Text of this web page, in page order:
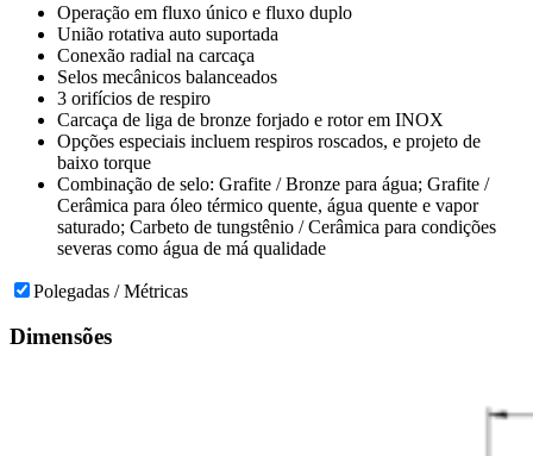
Operação em fluxo único e fluxo duplo
União rotativa auto suportada
Conexão radial na carcaça
Selos mecânicos balanceados
3 orifícios de respiro
Carcaça de liga de bronze forjado e rotor em INOX
Opções especiais incluem respiros roscados, e projeto de
baixo torque
Combinação de selo: Grafite / Bronze para água; Grafite /
Cerâmica para óleo térmico quente, água quente e vapor
saturado; Carbeto de tungstênio / Cerâmica para condições
severas como água de má qualidade
Polegadas / Métricas
Dimensões